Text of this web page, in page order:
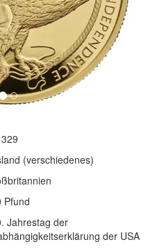
(verschiedenes)
Pfund
Jahrestag der
der USA